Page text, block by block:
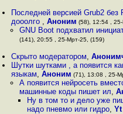
Последней версией Grub2
дооолго ,Аноним (58), 12:54 ,
GNU Boot подхватил
(141), 20:55 , 25-Мрт-25, (159)
Скрыто модератором,
Шутки шутками , а появится
языкам,Аноним (71), 13:08 , 25-
А появится нейросеть
машинные коды пишет ил,
Ну в том то и дело уже
надо пневмо или гидро, Yt